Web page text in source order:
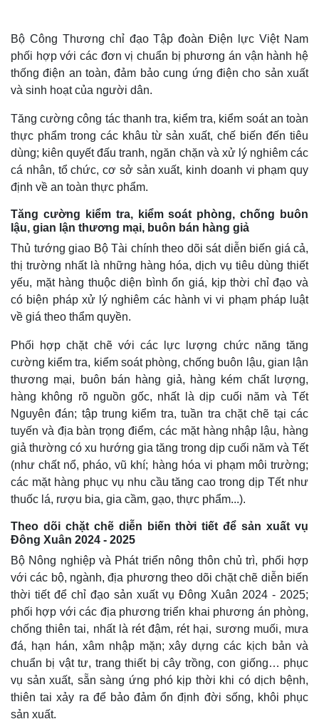
Bộ Công Thương chỉ đạo Tập đoàn Điện lực Việt Nam
phối hợp với các đơn vị chuẩn bị phương án vận hành hệ
thống điện an toàn, đảm bảo cung ứng điện cho sản xuất
và sinh hoạt của người dân.
Tăng cường công tác thanh tra, kiểm tra, kiểm soát an toàn
thực phẩm trong các khâu từ sản xuất, chế biến đến tiêu
dùng; kiên quyết đấu tranh, ngăn chặn và xử lý nghiêm các
cá nhân, tổ chức, cơ sở sản xuất, kinh doanh vi phạm quy
định về an toàn thực phẩm.
Tăng cường kiểm tra, kiểm soát phòng, chống buôn
lậu, gian lận thương mại, buôn bán hàng giả
Thủ tướng giao Bộ Tài chính theo dõi sát diễn biến giá cả,
thị trường nhất là những hàng hóa, dịch vụ tiêu dùng thiết
yếu, mặt hàng thuộc diện bình ổn giá, kịp thời chỉ đạo và
có biện pháp xử lý nghiêm các hành vi vi phạm pháp luật
về giá theo thẩm quyền.
Phối hợp chặt chẽ với các lực lượng chức năng tăng
cường kiểm tra, kiểm soát phòng, chống buôn lậu, gian lận
thương mại, buôn bán hàng giả, hàng kém chất lượng,
hàng không rõ nguồn gốc, nhất là dịp cuối năm và Tết
Nguyên đán; tập trung kiểm tra, tuần tra chặt chẽ tại các
tuyến và địa bàn trọng điểm, các mặt hàng nhập lậu, hàng
giả thường có xu hướng gia tăng trong dịp cuối năm và Tết
(như chất nổ, pháo, vũ khí; hàng hóa vi phạm môi trường;
các mặt hàng phục vụ nhu cầu tăng cao trong dịp Tết như
thuốc lá, rượu bia, gia cầm, gạo, thực phẩm...).
Theo dõi chặt chẽ diễn biến thời tiết để sản xuất vụ
Đông Xuân 2024 - 2025
Bộ Nông nghiệp và Phát triển nông thôn chủ trì, phối hợp
với các bộ, ngành, địa phương theo dõi chặt chẽ diễn biến
thời tiết để chỉ đạo sản xuất vụ Đông Xuân 2024 - 2025;
phối hợp với các địa phương triển khai phương án phòng,
chống thiên tai, nhất là rét đậm, rét hại, sương muối, mưa
đá, hạn hán, xâm nhập mặn; xây dựng các kịch bản và
chuẩn bị vật tư, trang thiết bị cây trồng, con giống… phục
vụ sản xuất, sẵn sàng ứng phó kịp thời khi có dịch bệnh,
thiên tai xảy ra để bảo đảm ổn định đời sống, khôi phục
sản xuất.